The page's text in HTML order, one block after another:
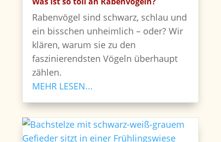
Rabenvögel sind schwarz, schlau und
ein bisschen unheimlich – oder? Wir
klären, warum sie zu den
faszinierendsten Vögeln überhaupt
zählen.
MEHR LESEN...